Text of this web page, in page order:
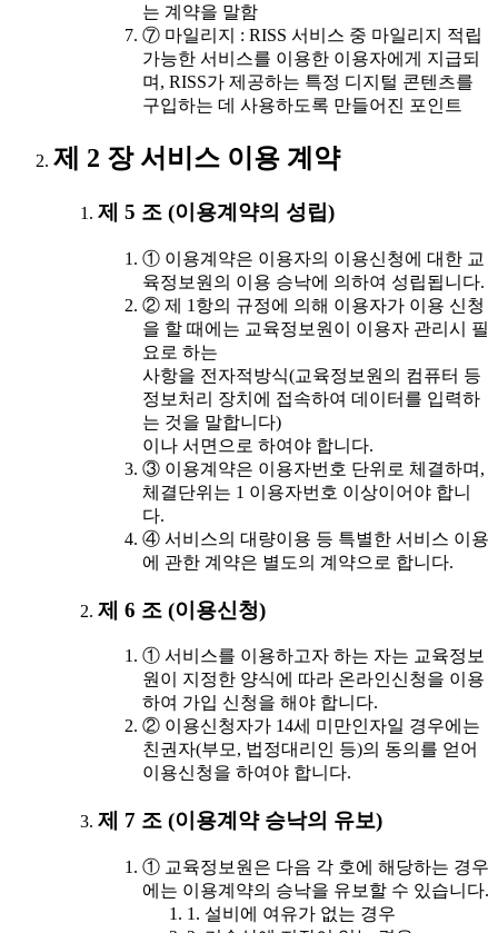
는 계약을 말함
⑦ 마일리지 : RISS 서비스 중 마일리지 적립
가능한 서비스를 이용한 이용자에게 지급되
며, RISS가 제공하는 특정 디지털 콘텐츠를
구입하는 데 사용하도록 만들어진 포인트
제 2 장 서비스 이용 계약
제 5 조 (이용계약의 성립)
① 이용계약은 이용자의 이용신청에 대한 교
육정보원의 이용 승낙에 의하여 성립됩니다.
② 제 1항의 규정에 의해 이용자가 이용 신청
을 할 때에는 교육정보원이 이용자 관리시 필
요로 하는
사항을 전자적방식(교육정보원의 컴퓨터 등
정보처리 장치에 접속하여 데이터를 입력하
는 것을 말합니다)
이나 서면으로 하여야 합니다.
③ 이용계약은 이용자번호 단위로 체결하며,
체결단위는 1 이용자번호 이상이어야 합니
다.
④ 서비스의 대량이용 등 특별한 서비스 이용
에 관한 계약은 별도의 계약으로 합니다.
제 6 조 (이용신청)
① 서비스를 이용하고자 하는 자는 교육정보
원이 지정한 양식에 따라 온라인신청을 이용
하여 가입 신청을 해야 합니다.
② 이용신청자가 14세 미만인자일 경우에는
친권자(부모, 법정대리인 등)의 동의를 얻어
이용신청을 하여야 합니다.
제 7 조 (이용계약 승낙의 유보)
① 교육정보원은 다음 각 호에 해당하는 경우
에는 이용계약의 승낙을 유보할 수 있습니다.
1. 설비에 여유가 없는 경우